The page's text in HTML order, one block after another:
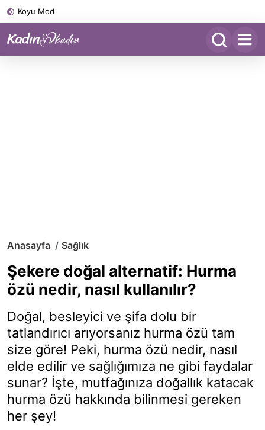
Koyu Mod
Anasayfa Sağlık
Şekere doğal alternatif: Hurma
özü nedir, nasıl kullanılır?
Doğal, besleyici ve şifa dolu bir
tatlandırıcı arıyorsanız hurma özü tam
size göre! Peki, hurma özü nedir, nasıl
elde edilir ve sağlığımıza ne gibi faydalar
sunar? İşte, mutfağınıza doğallık katacak
hurma özü hakkında bilinmesi gereken
her şey!